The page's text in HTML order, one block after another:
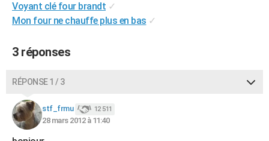
BONS PLANS
Carte de Noël
Carte Bonne année
Carte Saint-Valentin
Carte Pâques
Carte d'anniversaire
DICTIONNAIRE
Dictionnaire
Biographies
Citations
Expressions
Proverbes
PROGRAMME TV
COPAINS D'AVANT
S'inscrire
Se connecter
Lycées
Collèges
Primaires
Universités
Entreprises
Service militaire
Avis de recherche
Voyant clé four brandt ✓
Mon four ne chauffe plus en bas ✓
3 réponses
RÉPONSE 1 / 3
stf_frmu 12 511
28 mars 2012 à 11:40